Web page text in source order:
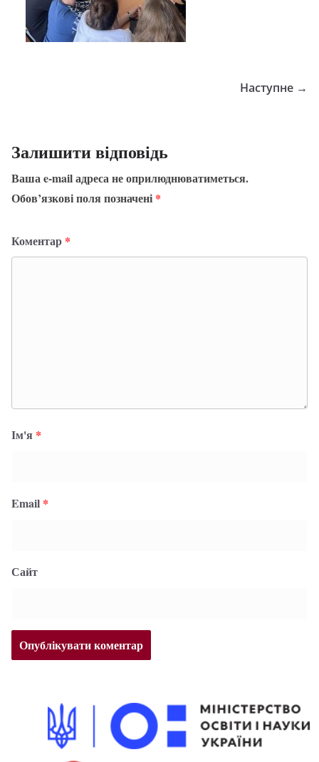
Наступне →
Залишити відповідь
Ваша e-mail адреса не оприлюднюватиметься.
Обов’язкові поля позначені *
Коментар *
Ім'я *
Email *
Сайт